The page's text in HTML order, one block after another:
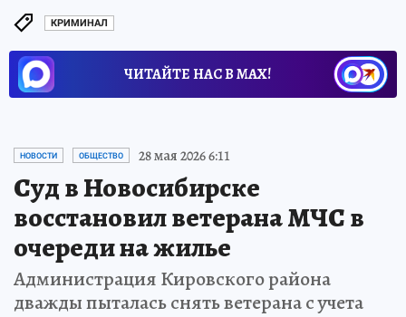
КРИМИНАЛ
ЧИТАЙТЕ НАС В МАХ!
НОВОСТИ ОБЩЕСТВО 28 мая 2026 6:11
Суд в Новосибирске
восстановил ветерана МЧС в
очереди на жилье
Администрация Кировского района
дважды пыталась снять ветерана с учета